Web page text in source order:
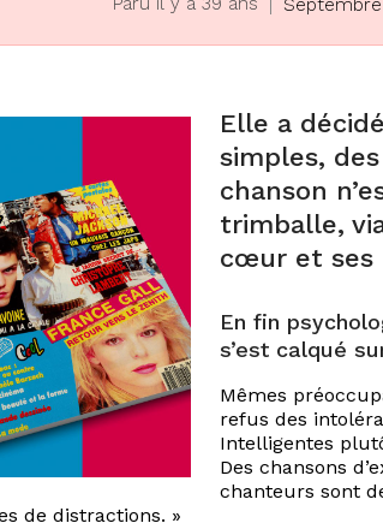
Septembre
Elle a
simples,
chanson
trimballe,
cœur et ses
En fin
s’est calqué
Mêmes
refus des
Intelligentes
Des chansons
chanteurs sont
de distractions. »